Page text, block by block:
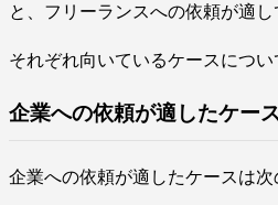
と、フリーランスへの依頼が適し
それぞれ向いているケースについ
企業への依頼が適したケー
企業への依頼が適したケースは次